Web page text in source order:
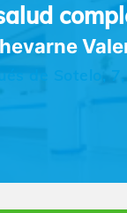
de Sotelo,